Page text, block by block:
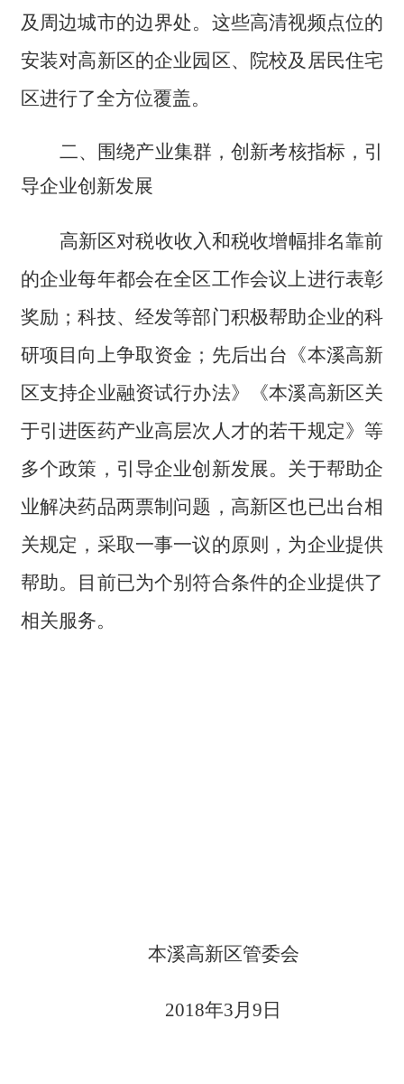
及周边城市的边界处。这些高清视频点位的
安装对高新区的企业园区、院校及居民住宅
区进行了全方位覆盖。
二、
围绕产业集群，创新考核指标，引
导企业创新发展
高新区对税收收入和税收增幅排名靠前
的企业每年都会在全区工作会议上进行表彰
奖励；科技、经发等部门积极帮助企业的科
研项目向上争取资金；先后出台《本溪高新
区支持企业融资试行办法》《本溪高新区关
于引进医药产业高层次人才的若干规定》等
多个政策，引导企业创新发展。关于帮助企
业解决药品两票制问题，高新区也已出台相
关规定，采取一事一议的原则，为企业提供
帮助。目前已为个别符合条件的企业提供了
相关服务。
本溪高新区管委会
2018年3月 9 日